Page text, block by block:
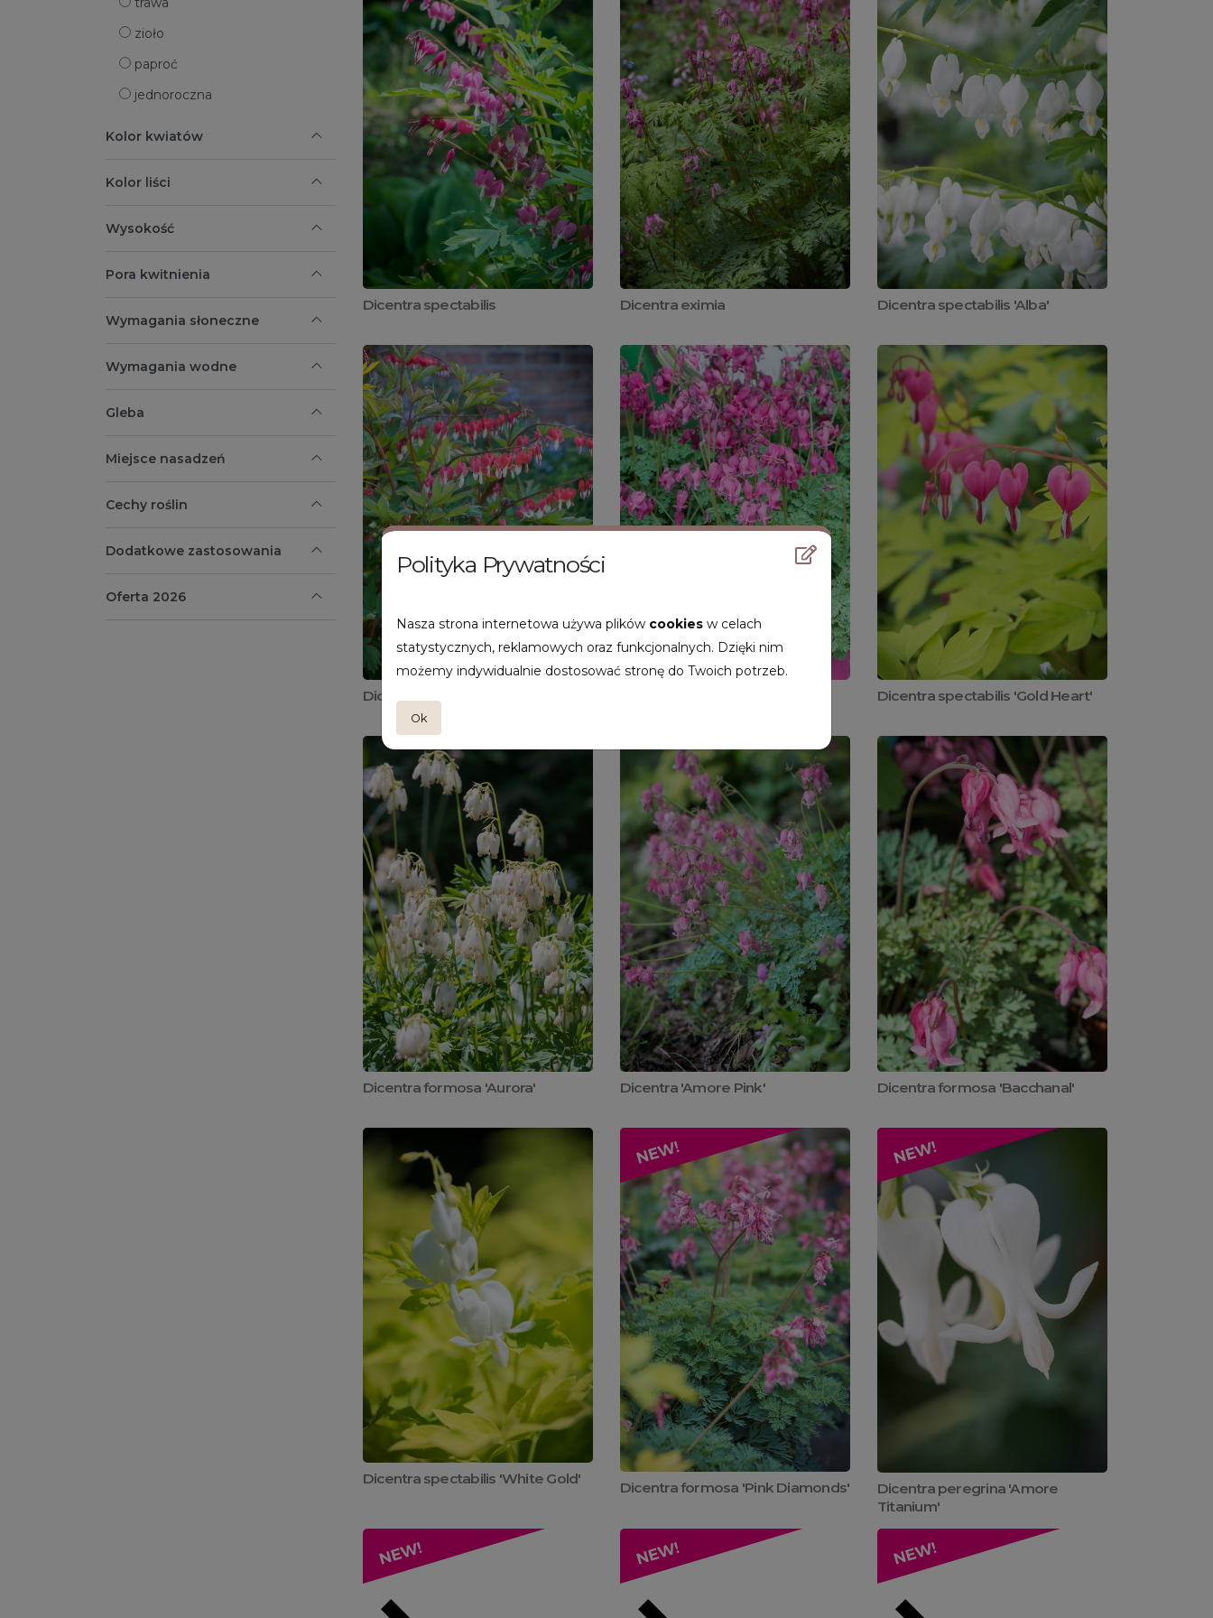
Polityka Prywatności
Nasza strona internetowa używa plików cookies w celach
statystycznych, reklamowych oraz funkcjonalnych. Dzięki nim
możemy indywidualnie dostosować stronę do Twoich potrzeb.
Ok
zioło
paproć
jednoroczna
Kolor kwiatów
Kolor liści
Wysokość
Pora kwitnienia
Wymagania słoneczne
Wymagania wodne
Gleba
Miejsce nasadzeń
Cechy roślin
Dodatkowe zastosowania
Oferta 2026
Dicentra spectabilis Dicentra eximia Dicentra spectabilis 'Alba'
Dicentra spectabilis 'Valentine' Dicentra spectabilis 'Gold Heart'
Dicentra formosa 'Aurora' Dicentra 'Amore Pink' Dicentra formosa 'Bacchanal'
Dicentra spectabilis 'White Gold'
Dicentra formosa 'Pink Diamonds'
Dicentra peregrina 'Amore
Titanium'